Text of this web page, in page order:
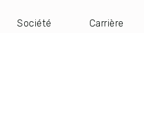
Société Carrière